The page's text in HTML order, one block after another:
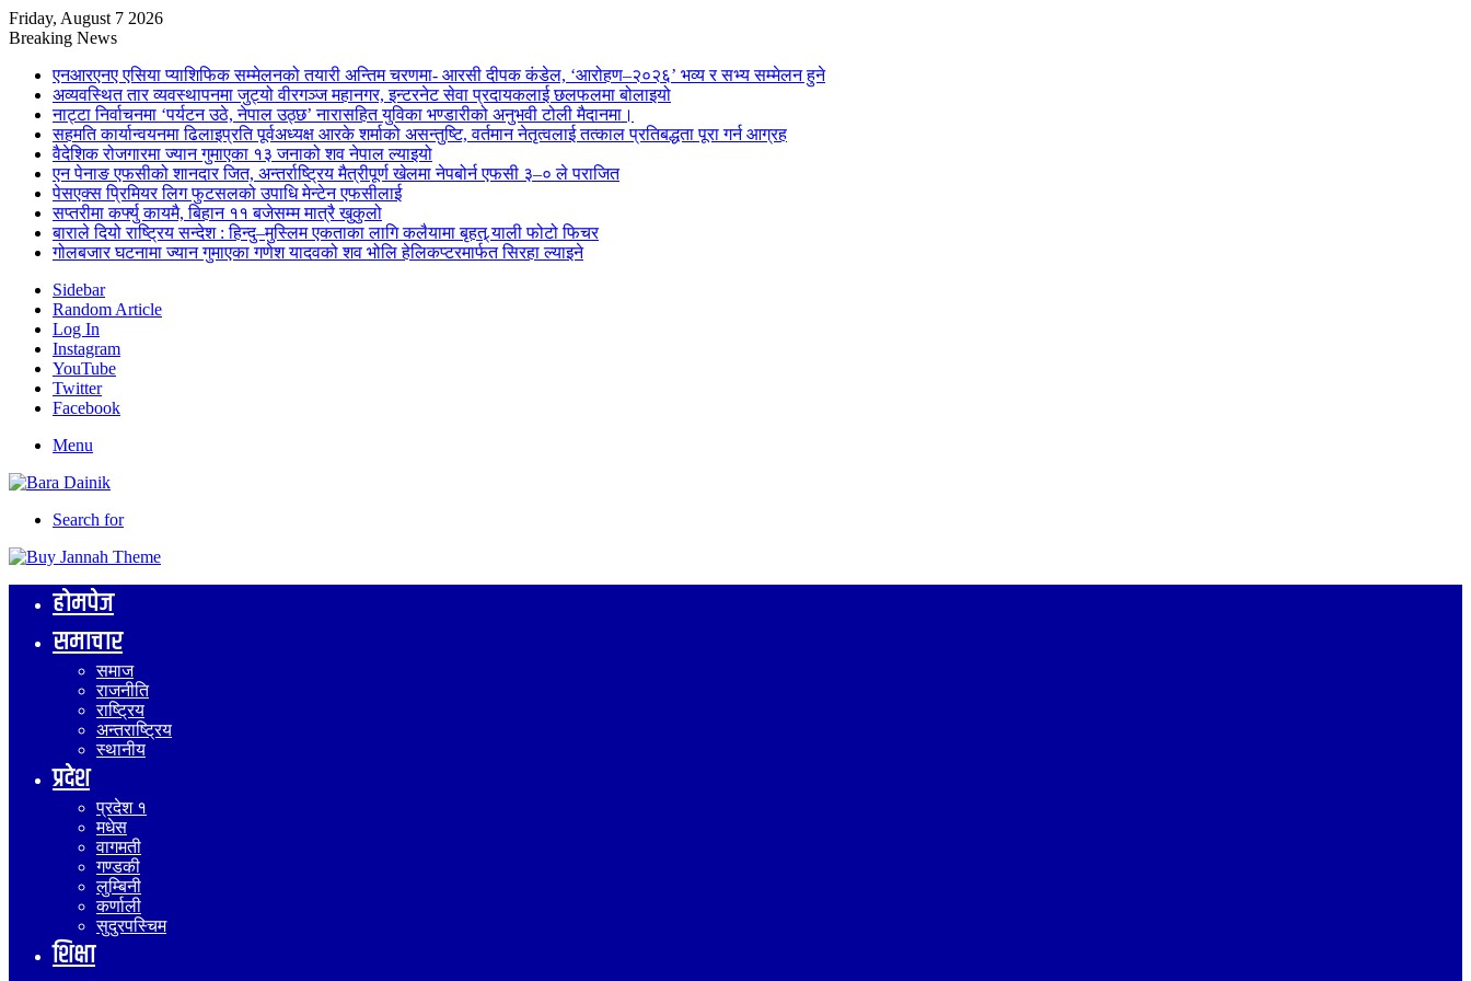
Friday, August 7 2026
Breaking News
एनआरएनए एसिया प्याशिफिक सम्मेलनको तयारी अन्तिम चरणमा- आरसी दीपक कंडेल, ‘आरोहण–२०२६’ भव्य र सभ्य सम्मेलन हुने
अव्यवस्थित तार व्यवस्थापनमा जुट्यो वीरगञ्ज महानगर, इन्टरनेट सेवा प्रदायकलाई छलफलमा बोलाइयो
नाट्टा निर्वाचनमा ‘पर्यटन उठे, नेपाल उठ्छ’ नारासहित युविका भण्डारीको अनुभवी टोली मैदानमा।
सहमति कार्यान्वयनमा ढिलाइप्रति पूर्वअध्यक्ष आरके शर्माको असन्तुष्टि, वर्तमान नेतृत्वलाई तत्काल प्रतिबद्धता पूरा गर्न आग्रह
वैदेशिक रोजगारमा ज्यान गुमाएका १३ जनाको शव नेपाल ल्याइयो
एन पेनाङ एफसीको शानदार जित, अन्तर्राष्ट्रिय मैत्रीपूर्ण खेलमा नेपबोर्न एफसी ३–० ले पराजित
पेसएक्स प्रिमियर लिग फुटसलको उपाधि मेन्टेन एफसीलाई
सप्तरीमा कर्फ्यु कायमै, बिहान ११ बजेसम्म मात्रै खुकुलो
बाराले दियो राष्ट्रिय सन्देश : हिन्दु–मुस्लिम एकताका लागि कलैयामा बृहत् र्‍याली फोटो फिचर
गोलबजार घटनामा ज्यान गुमाएका गणेश यादवको शव भोलि हेलिकप्टरमार्फत सिरहा ल्याइने
Sidebar
Random Article
Log In
Instagram
YouTube
Twitter
Facebook
Menu
Search for
होमपेज
समाचार
समाज
राजनीति
राष्ट्रिय
अन्तराष्ट्रिय
स्थानीय
प्रदेश
प्रदेश १
मधेस
वागमती
गण्डकी
लुम्बिनी
कर्णाली
सुदुरपस्चिम
शिक्षा